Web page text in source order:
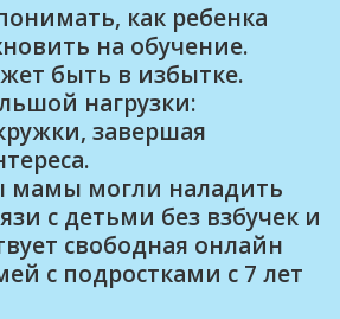
как ребенка
на обучение.
быть в избытке.
нагрузки:
завершая
мамы могли наладить
с детьми без взбучек и
свободная онлайн
с подростками с 7 лет